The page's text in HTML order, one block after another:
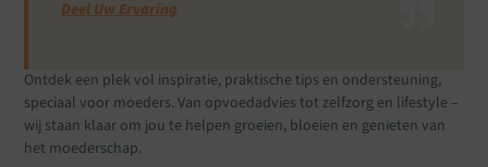
Deel Uw Ervaring
Ontdek een plek vol inspiratie, praktische tips en ondersteuning,
speciaal voor moeders. Van opvoedadvies tot zelfzorg en lifestyle –
wij staan klaar om jou te helpen groeien, bloeien en genieten van
het moederschap.